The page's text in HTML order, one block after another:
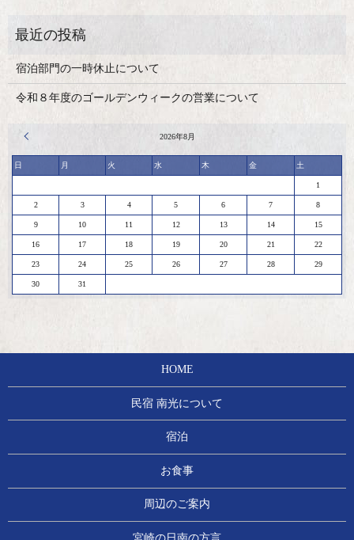
宿泊部門の一時休止について
令和８年度のゴールデンウィークの営業について
2026年8月
日 月 火 水 木 金 土
1
2 3 4 5 6 7 8
9 10 11 12 13 14 15
16 17 18 19 20 21 22
23 24 25 26 27 28 29
30 31
HOME
民宿 南光について
宿泊
お食事
周辺のご案内